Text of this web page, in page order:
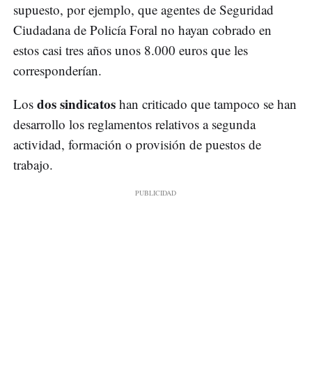
supuesto, por ejemplo, que agentes de Seguridad
Ciudadana de Policía Foral no hayan cobrado en
estos casi tres años unos 8.000 euros que les
corresponderían.
Los dos sindicatos han criticado que tampoco se han
desarrollo los reglamentos relativos a segunda
actividad, formación o provisión de puestos de
trabajo.